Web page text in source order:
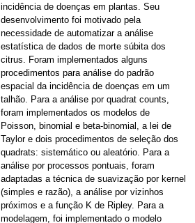
incidência de doenças em plantas. Seu
desenvolvimento foi motivado pela
necessidade de automatizar a análise
estatística de dados de morte súbita dos
citrus. Foram implementados alguns
procedimentos para análise do padrão
espacial da incidência de doenças em um
talhão. Para a análise por quadrat counts,
foram implementados os modelos de
Poisson, binomial e beta-binomial, a lei de
Taylor e dois procedimentos de seleção dos
quadrats: sistemático ou aleatório. Para a
análise por processos pontuais, foram
adaptadas a técnica de suavização por kernel
(simples e razão), a análise por vizinhos
próximos e a função K de Ripley. Para a
modelagem, foi implementado o modelo